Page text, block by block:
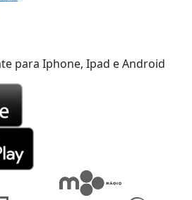
para Iphone, Ipad e Android